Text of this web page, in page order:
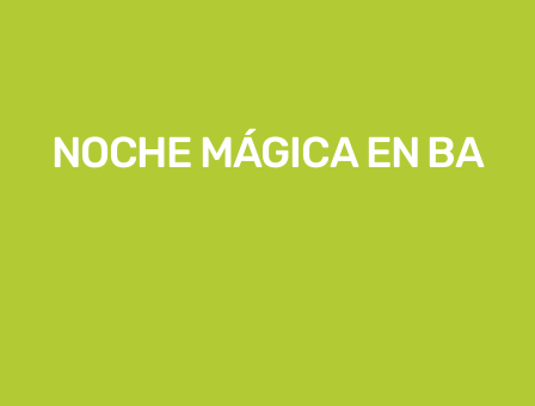
NOCHE MÁGICA EN BA